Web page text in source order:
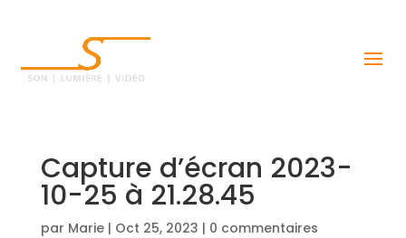
Capture d’écran 2023-
10-25 à 21.28.45
par Marie| Oct 25, 2023 | 0 commentaires